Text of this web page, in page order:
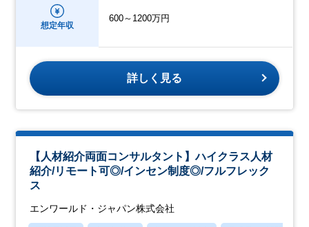
想定年収
600～1200万円
詳しく見る
【人材紹介両面コンサルタント】ハイクラス人材
紹介/リモート可◎/インセン制度◎/フルフレック
ス
エンワールド・ジャパン株式会社